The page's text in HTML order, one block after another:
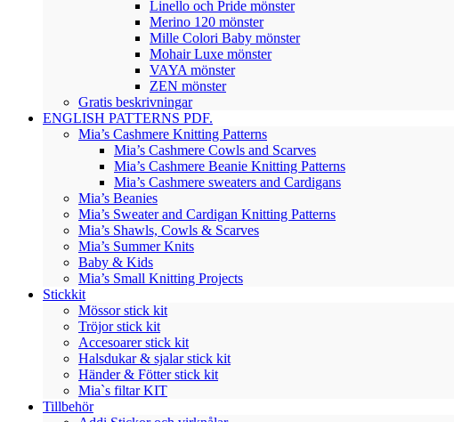
Linello och Pride mönster
Merino 120 mönster
Mille Colori Baby mönster
Mohair Luxe mönster
VAYA mönster
ZEN mönster
Gratis beskrivningar
ENGLISH PATTERNS PDF.
Mia’s Cashmere Knitting Patterns
Mia’s Cashmere Cowls and Scarves
Mia’s Cashmere Beanie Knitting Patterns
Mia’s Cashmere sweaters and Cardigans
Mia’s Beanies
Mia’s Sweater and Cardigan Knitting Patterns
Mia’s Shawls, Cowls & Scarves
Mia’s Summer Knits
Baby & Kids
Mia’s Small Knitting Projects
Stickkit
Mössor stick kit
Tröjor stick kit
Accesoarer stick kit
Halsdukar & sjalar stick kit
Händer & Fötter stick kit
Mia`s filtar KIT
Tillbehör